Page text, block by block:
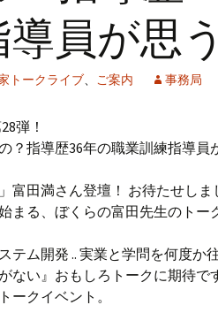
員が思
トークライブ、 ご案内 事務局
弾！
？指導歴36年の職業訓練指導員
富田満さん登壇！ お待たせしま
まる、ぼくらの富田先生のトー
テム開発 .. 実業と学問を何度か
ない』おもしろトークに期待で
ークイベント。